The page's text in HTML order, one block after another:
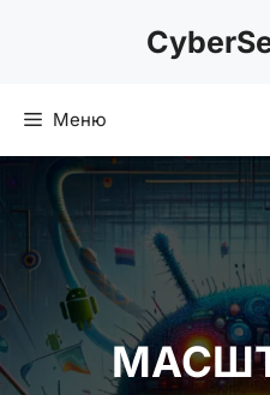
Меню